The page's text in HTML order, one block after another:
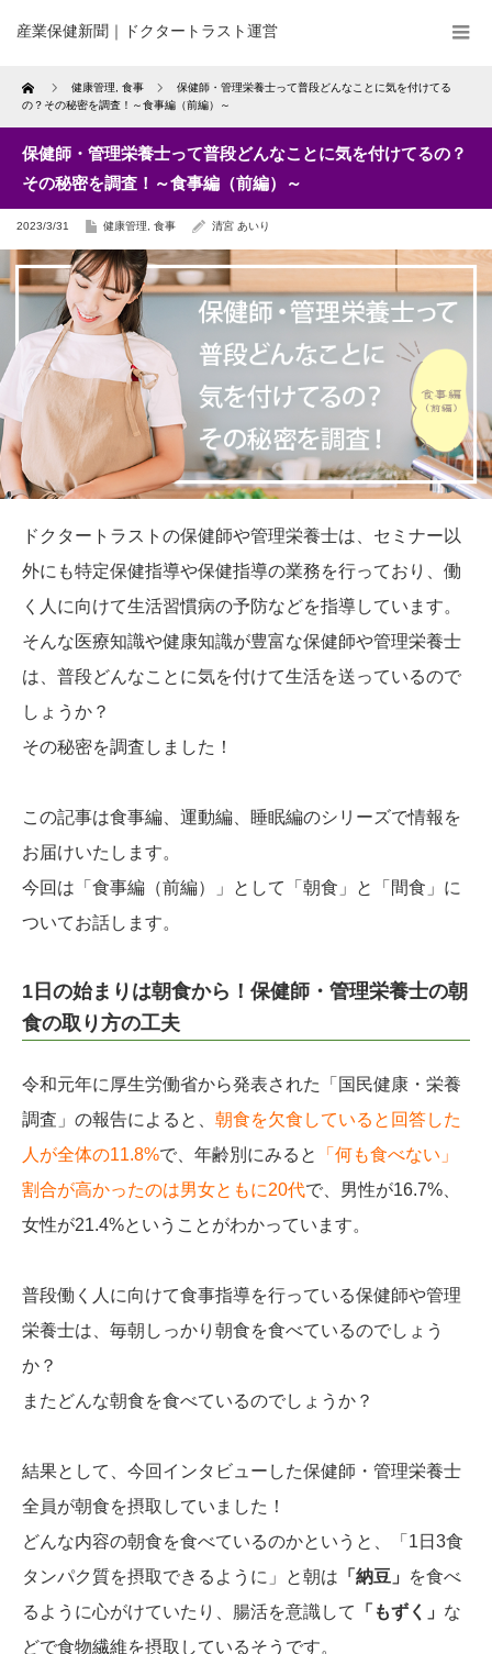
産業保健新聞｜ドクタートラスト運営
Home 健康管理 食事
保健師・管理栄養士って普段どんなことに気を付けてる
の？その秘密を調査！～食事編（前編）～
保健師・管理栄養士って普段どんなことに気を付けてるの？
その秘密を調査！～食事編（前編）～
2023/3/31 健康管理 食事 清宮 あいり
ドクタートラストの保健師や管理栄養士は、セミナー以
外にも特定保健指導や保健指導の業務を行っており、働
く人に向けて生活習慣病の予防などを指導しています。
そんな医療知識や健康知識が豊富な保健師や管理栄養士
は、普段どんなことに気を付けて生活を送っているので
しょうか？
その秘密を調査しました！
この記事は食事編、運動編、睡眠編のシリーズで情報を
お届けいたします。
今回は「食事編（前編）」として「朝食」と「間食」に
ついてお話します。
1日の始まりは朝食から！保健師・管理栄養士の朝
食の取り方の工夫
令和元年に厚生労働省から発表された「国民健康・栄養
調査」の報告によると、 朝食を欠食していると回答した
人が全体の11.8%で、年齢別にみると
「何も食べない」
割合が高かったのは男女ともに20代で、男性が16.7%、
女性が21.4%ということがわかっています。
普段働く人に向けて食事指導を行っている保健師や管理
栄養士は、毎朝しっかり朝食を食べているのでしょう
か？
またどんな朝食を食べているのでしょうか？
結果として、今回インタビューした保健師・管理栄養士
全員が朝食を摂取していました！
どんな内容の朝食を食べているのかというと、「1日3食
タンパク質を摂取できるように」と朝は 「納豆」
を食べ
るように心がけていたり、腸活を意識して
「もずく」 な
どで食物繊維を摂取しているそうです。